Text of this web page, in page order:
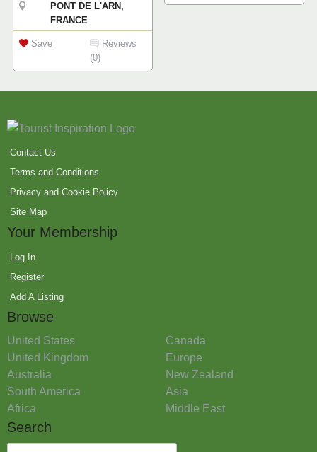
PONT DE L'ARN,
FRANCE
Save
Reviews
(0)
Contact Us
Terms and Conditions
Privacy and Cookie Policy
Site Map
Your Membership
Log In
Register
Add A Listing
Browse
United States
Canada
United Kingdom
Europe
Australia
New Zealand
South America
Asia
Africa
Middle East
Search